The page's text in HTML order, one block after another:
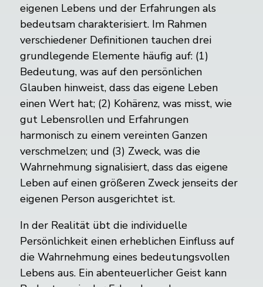
eigenen Lebens und der Erfahrungen als
bedeutsam charakterisiert. Im Rahmen
verschiedener Definitionen tauchen drei
grundlegende Elemente häufig auf: (1)
Bedeutung, was auf den persönlichen
Glauben hinweist, dass das eigene Leben
einen Wert hat; (2) Kohärenz, was misst, wie
gut Lebensrollen und Erfahrungen
harmonisch zu einem vereinten Ganzen
verschmelzen; und (3) Zweck, was die
Wahrnehmung signalisiert, dass das eigene
Leben auf einen größeren Zweck jenseits der
eigenen Person ausgerichtet ist.
In der Realität übt die individuelle
Persönlichkeit einen erheblichen Einfluss auf
die Wahrnehmung eines bedeutungsvollen
Lebens aus. Ein abenteuerlicher Geist kann